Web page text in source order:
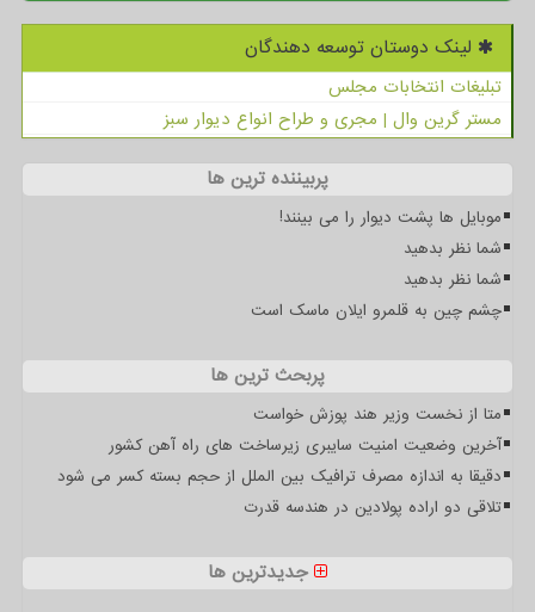
لینک دوستان توسعه دهندگان
تبلیغات انتخابات مجلس
مستر گرین وال | مجری و طراح انواع دیوار سبز
پربیننده ترین ها
موبایل ها پشت دیوار را می بینند!
شما نظر بدهید
شما نظر بدهید
چشم چین به قلمرو ایلان ماسک است
پربحث ترین ها
متا از نخست وزیر هند پوزش خواست
آخرین وضعیت امنیت سایبری زیرساخت های راه آهن کشور
دقیقا به اندازه مصرف ترافیک بین الملل از حجم بسته کسر می شود
تلاقی دو اراده پولادین در هندسه قدرت
جدیدترین ها